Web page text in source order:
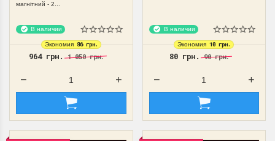
магнітний - 2...
В наличии
Экономия 86 грн.
964 грн.1 050 грн.
В наличии
Экономия 10 грн.
80 грн.90 грн.